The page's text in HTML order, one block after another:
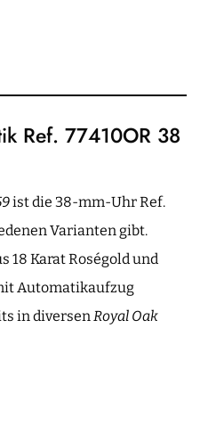
Ref. 77410OR 38
ist die 38-mm-Uhr Ref.
Varianten gibt.
18 Karat Roségold und
Automatikaufzug
in diversenRoyal Oak